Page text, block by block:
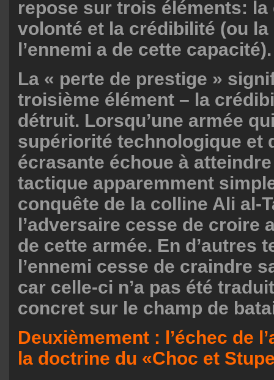
repose sur trois éléments: la
volonté et la crédibilité (ou
l’ennemi a de cette capacité).
La « perte de prestige »
troisième élément – la
détruit. Lorsqu’une armée
supériorité technologique et
écrasante échoue à
tactique apparemment
conquête de la colline Ali al-
l’adversaire cesse de croire
de cette armée. En d’autres
l’ennemi cesse de craindre
car celle-ci n’a pas été
concret sur le champ de
Deuxièmement : l’échec de
la doctrine du «Choc et